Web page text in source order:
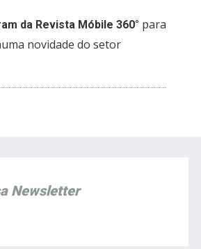
da Revista Móbile 360° para
novidade do setor
Newsletter